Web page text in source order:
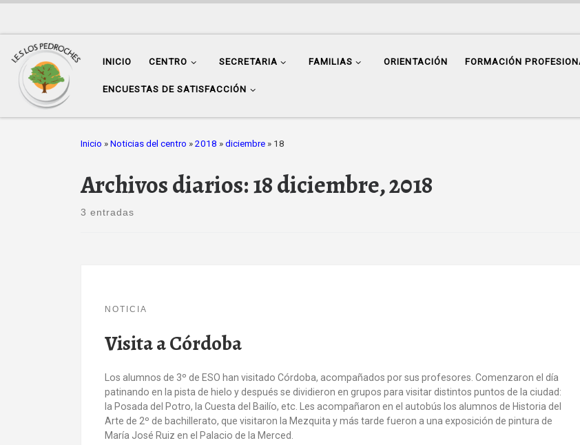
INICIO CENTRO SECRETARIA FAMILIAS ORIENTACIÓN FORMACIÓN
ENCUESTAS DE SATISFACCIÓN
Inicio » Noticias del centro » 2018 » diciembre » 18
Archivos diarios:18 diciembre, 2018
3 entradas
NOTICIA
Visita a Córdoba
Los alumnos de 3º de ESO han visitado Córdoba, acompañados por sus profesores. Comenzaron el día
patinando en la pista de hielo y después se dividieron en grupos para visitar distintos puntos de la ciudad:
la Posada del Potro, la Cuesta del Bailío, etc. Les acompañaron en el autobús los alumnos de Historia del
Arte de 2º de bachillerato, que visitaron la Mezquita y más tarde fueron a una exposición de pintura de
María José Ruiz en el Palacio de la Merced.